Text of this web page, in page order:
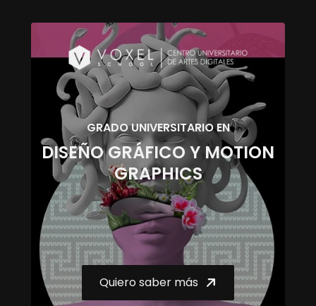
GRADO UNIVERSITARIO EN
DISEÑO GRÁFICO Y MOTION
GRAPHICS
Quiero saber más